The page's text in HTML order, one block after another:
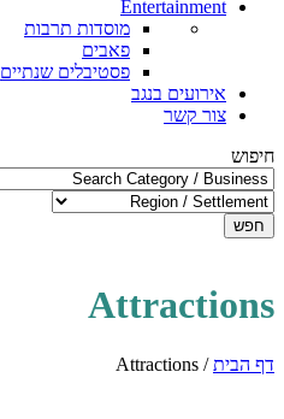
Entertainment
מוסדות תרבות
פאבים
פסטיבלים שנתיים
אירועים בנגב
צור קשר
חיפוש
חפש
Attractions
דף הבית/
Attractions